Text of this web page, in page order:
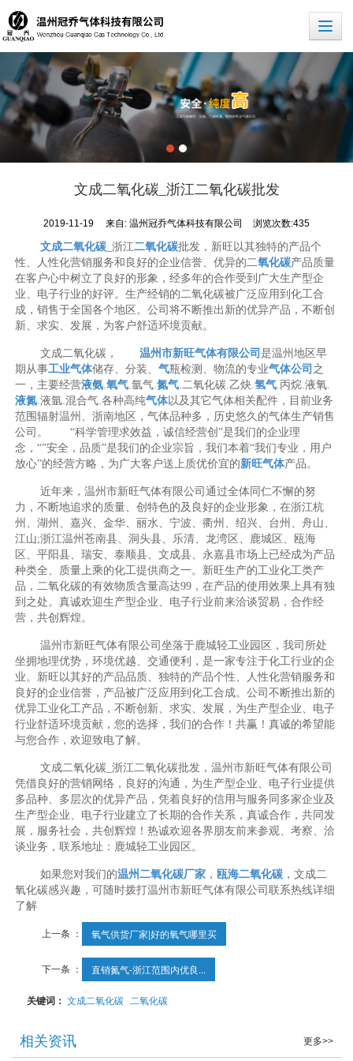
文成二氧化碳_浙江二氧化碳批发
2019-11-19 来自:温州冠乔气体科技有限公司 浏览次数:435
文成二氧化碳 _浙江二氧化碳批发，新旺以其独特的产品个
性、人性化营销服务和良好的企业信誉、优异的二氧化碳产品质量
在客户心中树立了良好的形象，经多年的合作受到广大生产型企
业、电子行业的好评。生产经销的二氧化碳被广泛应用到化工合
成，销售于全国各个地区。公司将不断推出新的优异产品，不断创
新、求实、发展，为客户舒适环境贡献。
文成二氧化碳，温州市新旺气体有限公司是温州地区早
期从事工业气体储存、分装、气瓶检测、物流的专业气体公司 之
一，主要经营液氨.氧气.氩气.氮气.二氧化碳.乙炔.氢气.丙烷.液氧.
液氮.液氩.混合气.各种高纯气体以及其它气体相关配件，目前业务
范围辐射温州、浙南地区，气体品种多，历史悠久的气体生产销售
公司。 “科学管理求效益，诚信经营创”是我们的企业理
念，“”安全，品质”是我们的企业宗旨，我们本着“我们专业，用户
放心”的经营方略，为广大客户送上质优价宜的新旺气体产品。
近年来，温州市新旺气体有限公司通过全体同仁不懈的努
力，不断地追求的质量、创特色的及良好的企业形象，在浙江杭
州、湖州、嘉兴、金华、丽水、宁波、衢州、绍兴、台州、舟山、
江山;浙江温州苍南县、洞头县、乐清、龙湾区、鹿城区、瓯海
区、平阳县、瑞安、泰顺县、文成县、永嘉县市场上已经成为产品
种类全、质量上乘的化工提供商之一。新旺生产的工业化工类产
品，二氧化碳的有效物质含量高达99，在产品的使用效果上具有独
到之处。真诚欢迎生产型企业、电子行业前来洽谈贸易，合作经
营，共创辉煌。
温州市新旺气体有限公司坐落于鹿城轻工业园区，我司所处
坐拥地理优势，环境优越、交通便利，是一家专注于化工行业的企
业。新旺以其好的产品品质、独特的产品个性、人性化营销服务和
良好的企业信誉，产品被广泛应用到化工合成。公司不断推出新的
优异工业化工产品，不断创新、求实、发展，为生产型企业、电子
行业舒适环境贡献，您的选择，我们的合作！共赢！真诚的希望能
与您合作，欢迎致电了解。
文成二氧化碳_浙江二氧化碳批发，温州市新旺气体有限公司
凭借良好的营销网络，良好的沟通，为生产型企业、电子行业提供
多品种、多层次的优异产品，凭着良好的信用与服务同多家企业及
生产型企业、电子行业建立了长期的合作关系，真诚合作，共同发
展，服务社会，共创辉煌！热诚欢迎各界朋友前来参观、考察、洽
谈业务，联系地址：鹿城轻工业园区。
如果您对我们的温州二氧化碳厂家 ， 瓯海二氧化碳 ，文成二
氧化碳感兴趣，可随时拨打温州市新旺气体有限公司联系热线详细
了解
上一条 ： 氧气供货厂家|好的氧气哪里买
下一条 ： 直销氮气-浙江范围内优良...
关键词：文成二氧化碳 二氧化碳
相关资讯 更多>>